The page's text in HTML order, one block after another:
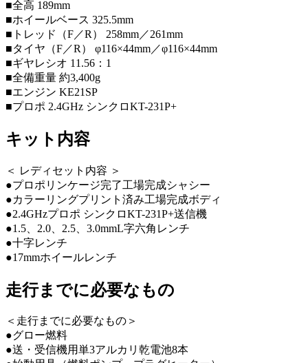
■全高 189mm
■ホイールベース 325.5mm
■トレッド（F／R） 258mm／261mm
■タイヤ（F／R） φ116×44mm／φ116×44mm
■ギヤレシオ 11.56：1
■全備重量 約3,400g
■エンジン KE21SP
■プロポ 2.4GHz シンクロKT-231P+
キット内容
＜ レディセット内容 ＞
●プロポリンケージ完了工場完成シャシー
●カラーリングプリント済み工場完成ボディ
●2.4GHzプロポ シンクロKT-231P+送信機
●1.5、2.0、2.5、3.0mmL字六角レンチ
●十字レンチ
●17mmホイールレンチ
走行までに必要なもの
＜走行までに必要なもの＞
●グロー燃料
●送・受信機用単3アルカリ乾電池8本